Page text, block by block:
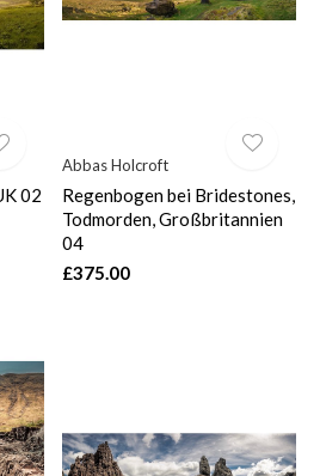
02
Abbas Holcroft
Regenbogen bei Bridestones,
Todmorden, Großbritannien
04
£375.00